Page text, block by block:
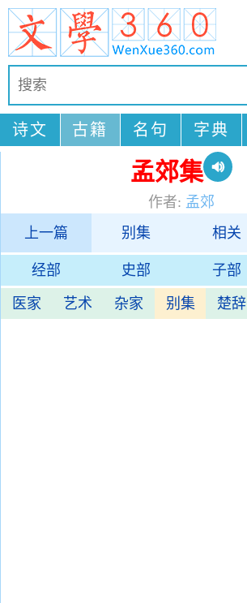
诗文 古籍 名句 字典
孟郊集
作者: 孟郊
上一篇
别集 相关
经部 史部 子部
医家 艺术 杂家 别集 楚辞